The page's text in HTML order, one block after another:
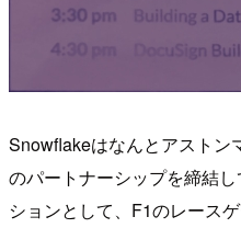
Snowflakeはなんとアストン
のパートナーシップを締結
ションとして、F1のレース